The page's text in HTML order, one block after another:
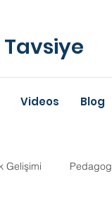
Videos Blog
Gelişimi Pedagog